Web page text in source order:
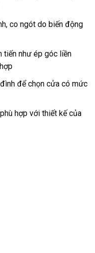
co ngót do biến động
tiến như ép góc liền
để chọn cửa có mức
hợp với thiết kế của